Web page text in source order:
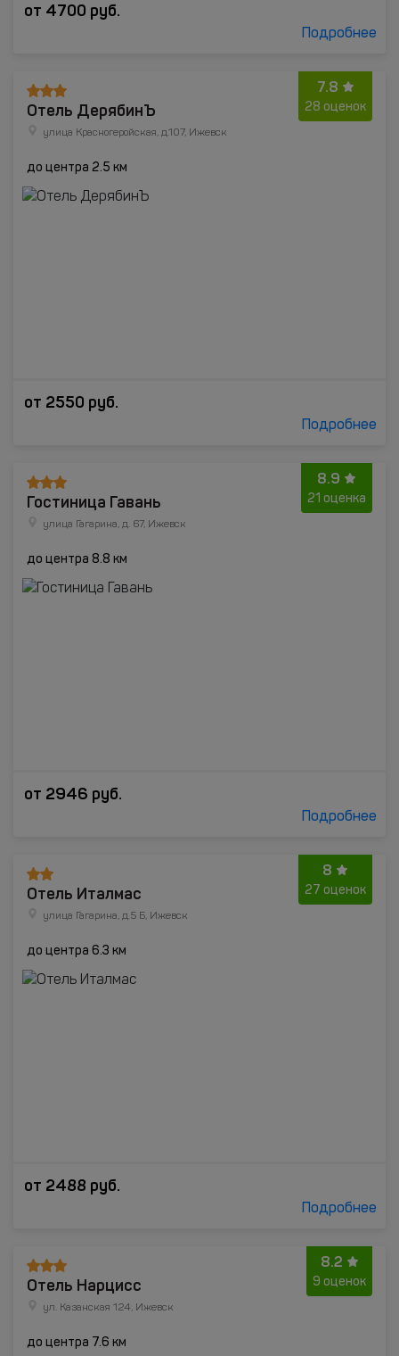
от 4700 руб.
Подробнее
7.8
28 оценок
Отель ДерябинЪ
улица Красногеройская, д.107, Ижевск
до центра 2.5 км
от 2550 руб.
Подробнее
8.9
21 оценка
Гостиница Гавань
улица Гагарина, д. 67, Ижевск
до центра 8.8 км
от 2946 руб.
Подробнее
8
27 оценок
Отель Италмас
улица Гагарина, д.5 Б, Ижевск
до центра 6.3 км
от 2488 руб.
Подробнее
8.2
9 оценок
Отель Нарцисс
ул. Казанская 124, Ижевск
до центра 7.6 км